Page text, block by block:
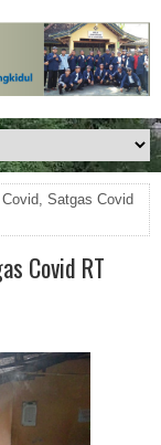
Satgas Covid
Covid RT